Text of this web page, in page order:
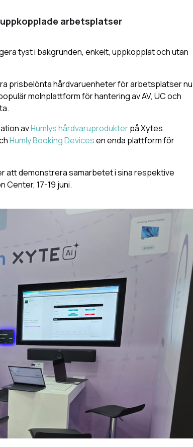
arbetsplatser
tyst i bakgrunden, enkelt, uppkopplat och utan
prisbelönta hårdvaruenheter för arbetsplatser nu
molnplattform för hantering av AV, UC och
avHumlys hårdvaruprodukterpå Xytes
Humly Booking Devicesen enda plattform för
att demonstrera samarbetet i sina respektive
Center, 17-19 juni.